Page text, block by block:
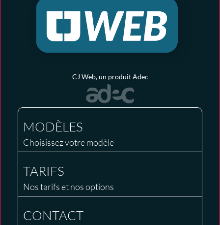
MODÈLES
Choisissez votre modèle
TARIFS
Nos tarifs et nos options
CONTACT
CJ Web, un produit Adec